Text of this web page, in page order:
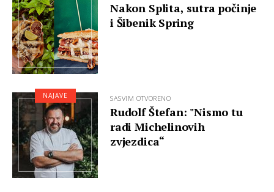
Nakon Splita, sutra počinje
i Šibenik Spring
SASVIM OTVORENO
Rudolf Štefan: "Nismo tu
radi Michelinovih
zvjezdica“
NAJAVE